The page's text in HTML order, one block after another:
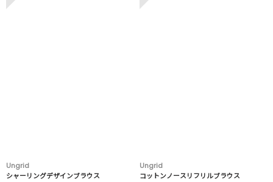
Ungrid
シャーリングデザインブラウス
Ungrid
コットンノースリフリルブラウス